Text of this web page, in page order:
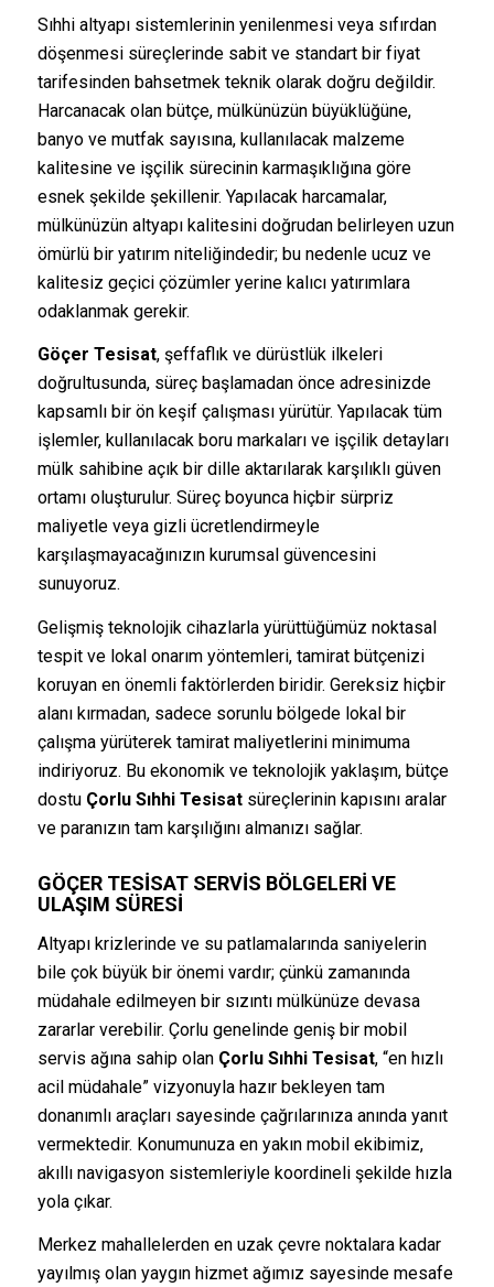
Sıhhi altyapı sistemlerinin yenilenmesi veya sıfırdan
döşenmesi süreçlerinde sabit ve standart bir fiyat
tarifesinden bahsetmek teknik olarak doğru değildir.
Harcanacak olan bütçe, mülkünüzün büyüklüğüne,
banyo ve mutfak sayısına, kullanılacak malzeme
kalitesine ve işçilik sürecinin karmaşıklığına göre
esnek şekilde şekillenir. Yapılacak harcamalar,
mülkünüzün altyapı kalitesini doğrudan belirleyen uzun
ömürlü bir yatırım niteliğindedir; bu nedenle ucuz ve
kalitesiz geçici çözümler yerine kalıcı yatırımlara
odaklanmak gerekir.
Göçer Tesisat, şeffaflık ve dürüstlük ilkeleri
doğrultusunda, süreç başlamadan önce adresinizde
kapsamlı bir ön keşif çalışması yürütür. Yapılacak tüm
işlemler, kullanılacak boru markaları ve işçilik detayları
mülk sahibine açık bir dille aktarılarak karşılıklı güven
ortamı oluşturulur. Süreç boyunca hiçbir sürpriz
maliyetle veya gizli ücretlendirmeyle
karşılaşmayacağınızın kurumsal güvencesini
sunuyoruz.
Gelişmiş teknolojik cihazlarla yürüttüğümüz noktasal
tespit ve lokal onarım yöntemleri, tamirat bütçenizi
koruyan en önemli faktörlerden biridir. Gereksiz hiçbir
alanı kırmadan, sadece sorunlu bölgede lokal bir
çalışma yürüterek tamirat maliyetlerini minimuma
indiriyoruz. Bu ekonomik ve teknolojik yaklaşım, bütçe
dostu Çorlu Sıhhi Tesisatsüreçlerinin kapısını aralar
ve paranızın tam karşılığını almanızı sağlar.
GÖÇER TESISAT SERVIS BÖLGELERI VE
ULAŞIM SÜRESI
Altyapı krizlerinde ve su patlamalarında saniyelerin
bile çok büyük bir önemi vardır; çünkü zamanında
müdahale edilmeyen bir sızıntı mülkünüze devasa
zararlar verebilir. Çorlu genelinde geniş bir mobil
servis ağına sahip olan Çorlu Sıhhi Tesisat, “en hızlı
acil müdahale” vizyonuyla hazır bekleyen tam
donanımlı araçları sayesinde çağrılarınıza anında yanıt
vermektedir. Konumunuza en yakın mobil ekibimiz,
akıllı navigasyon sistemleriyle koordineli şekilde hızla
yola çıkar.
Merkez mahallelerden en uzak çevre noktalara kadar
yayılmış olan yaygın hizmet ağımız sayesinde mesafe